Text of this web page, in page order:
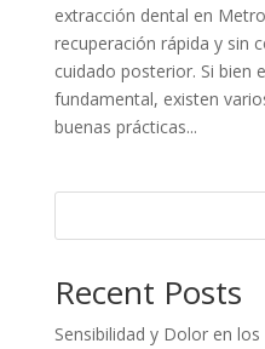
extracción dental en
recuperación rápida y sin
cuidado posterior. Si bien
fundamental, existen
buenas prácticas...
Recent Posts
Sensibilidad y Dolor en